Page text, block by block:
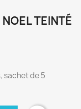
TEINTÉ
sachet de 5